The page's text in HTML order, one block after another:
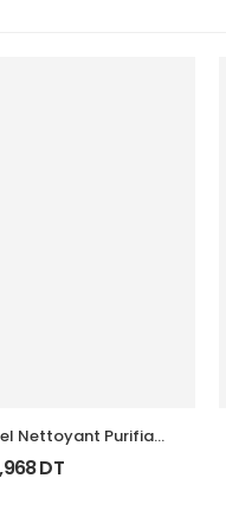
Nettoyant Purifiant
200MlDT